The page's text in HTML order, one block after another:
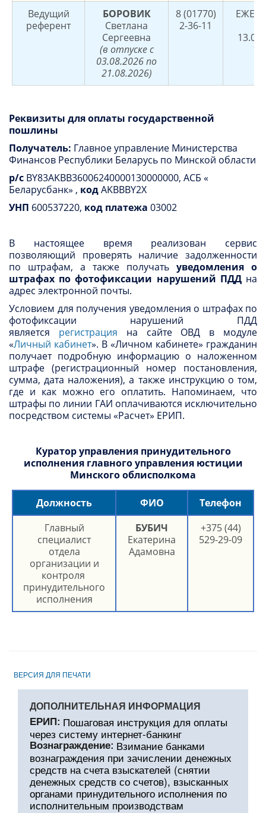
Ведущий
референт
БОРОВИК
Светлана
Сергеевна
(в отпуске с
03.08.2026 по
21.08.2026)
8 (01770)
2-36-11
Реквизиты для оплаты государственной
пошлины
Получатель: Главное управление Министерства
Финансов Республики Беларусь по Минской области
р/с BY83AKBB36006240000130000000, АСБ «
Беларусбанк» , кодAKBBBY2X
УНП 600537220, код платежа 03002
В настоящее время реализован сервис
позволяющий проверять наличие задолженности
по штрафам, а также получать уведомления о
штрафах по фотофиксации нарушений ПДДна
адрес электронной почты.
Условием для получения уведомления о штрафах по
фотофиксации нарушений ПДД
является регистрация на сайте ОВД в модуле
«Личный кабинет». В «Личном кабинете» гражданин
получает подробную информацию о наложенном
штрафе (регистрационный номер постановления,
сумма, дата наложения), а также инструкцию о том,
где и как можно его оплатить. Напоминаем, что
штрафы по линии ГАИ оплачиваются исключительно
посредством системы «Расчет» ЕРИП.
Куратор управления принудительного
исполнения главного управления юстиции
Минского облисполкома
Должность ФИО
Телефон
Главный
специалист
отдела
организации и
контроля
принудительного
исполнения
БУБИЧ
Екатерина
Адамовна
+375 (44)
529-29-09
ВЕРСИЯ ДЛЯ ПЕЧАТИ
ДОПОЛНИТЕЛЬНАЯ ИНФОРМАЦИЯ
ЕРИП: Пошаговая инструкция для оплаты
через систему интернет-банкинг
Вознаграждение: Взимание банками
вознаграждения при зачислении денежных
средств на счета взыскателей (снятии
денежных средств со счетов), взысканных
органами принудительного исполнения по
исполнительным производствам